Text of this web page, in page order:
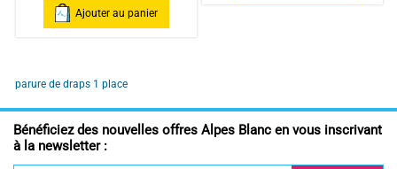
Ajouter au panier
parure de draps 1 place
Bénéficiez des nouvelles offres Alpes Blanc en vous inscrivant
à la newsletter :